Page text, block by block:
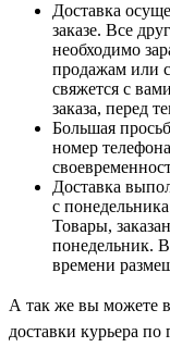
Доставка
заказе. Все
необходимо
продажам или
свяжется с
заказа, перед
Большая
номер
Доставка
с
Товары,
понедельник.
времени
А так же вы можете
доставки курьера